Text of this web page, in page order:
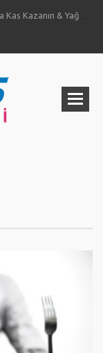
Kaybı Sağlar Mı?
Nasıl Yapılır?